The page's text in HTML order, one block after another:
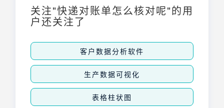
关注"快递对账单怎么核对呢"的用
户还关注了
客户数据分析软件
生产数据可视化
表格柱状图